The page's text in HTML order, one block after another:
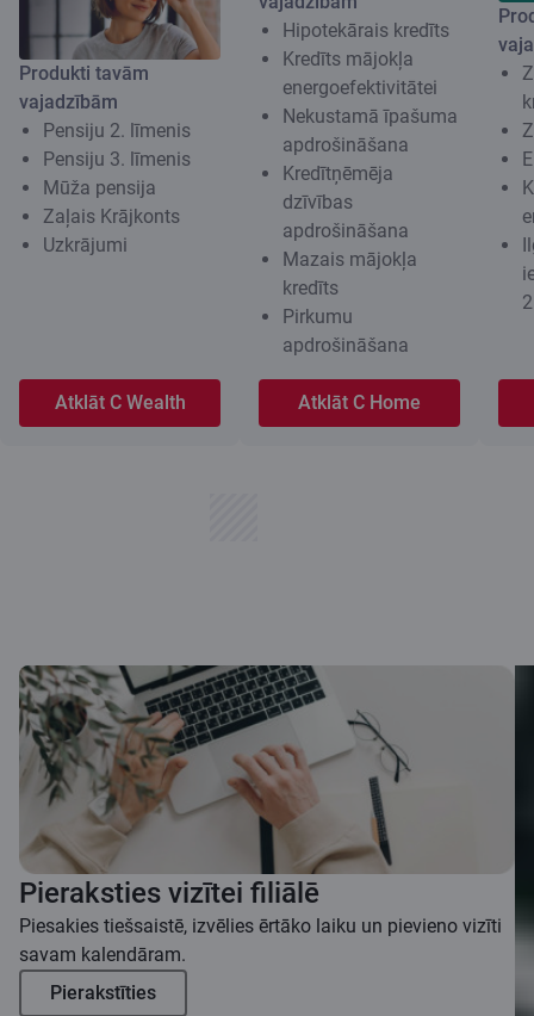
Produkti tavām
vajadzībām
Pensiju 2. līmenis
Pensiju 3. līmenis
Mūža pensija
Zaļais Krājkonts
Uzkrājumi
Atklāt C Wealth
Hipotekārais kredīts
Kredīts mājokļa
energoefektivitātei
Nekustamā īpašuma
apdrošināšana
Kredītņēmēja
dzīvības
apdrošināšana
Mazais mājokļa
kredīts
Pirkumu
apdrošināšana
Atklāt C Home
Pieraksties vizītei filiālē
Piesakies tiešsaistē, izvēlies ērtāko laiku un pievieno vizīti
savam kalendāram.
Pierakstīties